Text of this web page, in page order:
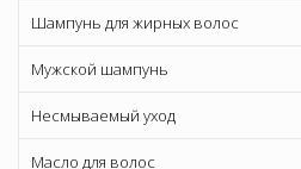
Шампунь для жирных волос
Мужской шампунь
Несмываемый уход
Масло для волос